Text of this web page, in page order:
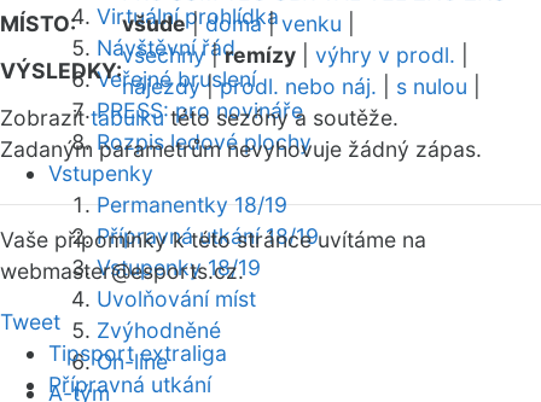
Virtuální prohlídka
Návštěvní řád
Veřejné bruslení
PRESS: pro novináře
Rozpis ledové plochy
Vstupenky
Permanentky 18/19
Přípravná utkání 18/19
Vstupenky 18/19
Uvolňování míst
Zvýhodněné
On-line
A-tým
MÍSTO:
všude|doma|venku
VÝSLEDKY:
všechny|remízy výhry v prodl.
nájezdy|prodl. nebo náj. s nulou
Zobrazittabulkutéto sezóny a soutěže.
Zadaným parametrům nevyhovuje žádný zápas.
Vaše připomínky k této stránce uvítáme na
webmaster@esports.cz.
Tweet
Tipsport extraliga
Přípravná utkání